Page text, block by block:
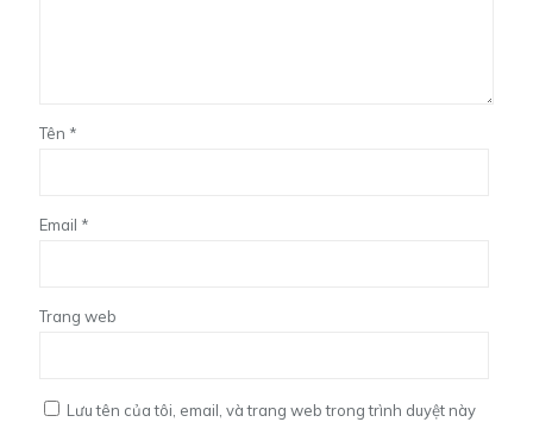
Tên *
Email *
Trang web
Lưu tên của tôi, email, và trang web trong trình duyệt này